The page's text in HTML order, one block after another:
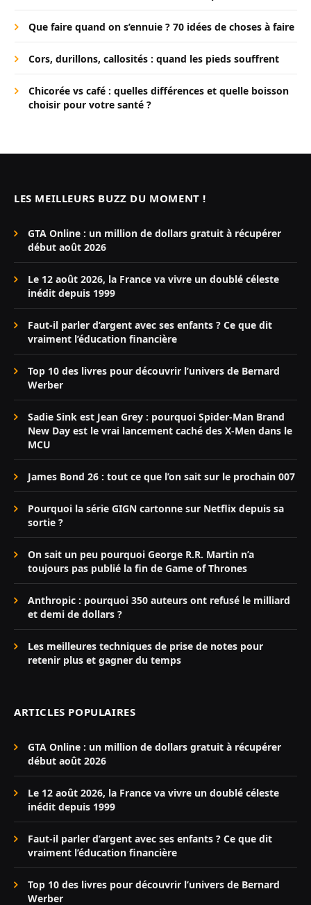
Que faire quand on s’ennuie ? 70 idées de choses à faire
Cors, durillons, callosités : quand les pieds souffrent
Chicorée vs café : quelles différences et quelle boisson
choisir pour votre santé ?
LES MEILLEURS BUZZ DU MOMENT !
GTA Online : un million de dollars gratuit à récupérer
début août 2026
Le 12 août 2026, la France va vivre un doublé céleste
inédit depuis 1999
Faut-il parler d’argent avec ses enfants ? Ce que dit
vraiment l’éducation financière
Top 10 des livres pour découvrir l’univers de Bernard
Werber
Sadie Sink est Jean Grey : pourquoi Spider-Man Brand
New Day est le vrai lancement caché des X-Men dans le
MCU
James Bond 26 : tout ce que l’on sait sur le prochain 007
Pourquoi la série GIGN cartonne sur Netflix depuis sa
sortie ?
On sait un peu pourquoi George R.R. Martin n’a
toujours pas publié la fin de Game of Thrones
Anthropic : pourquoi 350 auteurs ont refusé le milliard
et demi de dollars ?
Les meilleures techniques de prise de notes pour
retenir plus et gagner du temps
ARTICLES POPULAIRES
GTA Online : un million de dollars gratuit à récupérer
début août 2026
Le 12 août 2026, la France va vivre un doublé céleste
inédit depuis 1999
Faut-il parler d’argent avec ses enfants ? Ce que dit
vraiment l’éducation financière
Top 10 des livres pour découvrir l’univers de Bernard
Werber